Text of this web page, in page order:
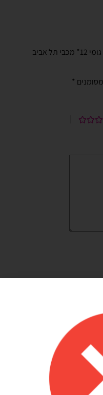
היה הראשון לכתוב סקירה “5 יח' בלון גומי 12" מכבי תל אביב
*
שלי לפעם הבאה